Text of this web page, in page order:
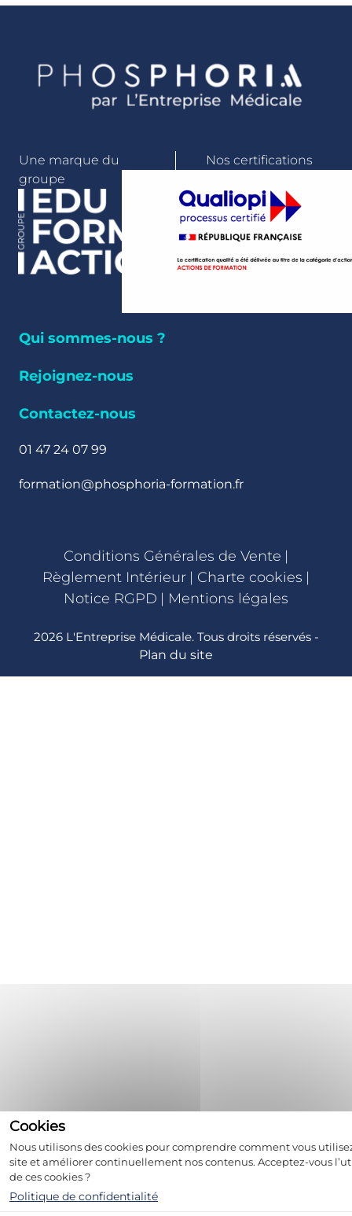
Une marque du
groupe
Nos certifications
Qui sommes-nous ?
Rejoignez-nous
Contactez-nous
01 47 24 07 99
formation@phosphoria-formation.fr
Conditions Générales de Vente |
Règlement Intérieur | Charte cookies |
Notice RGPD | Mentions légales
2026 L'Entreprise Médicale. Tous droits réservés -
Plan du site
Nous utilisons des cookies pour comprendre comment vous
site et améliorer continuellement nos contenus. Acceptez-vous
de ces cookies ?
Politique de confidentialité